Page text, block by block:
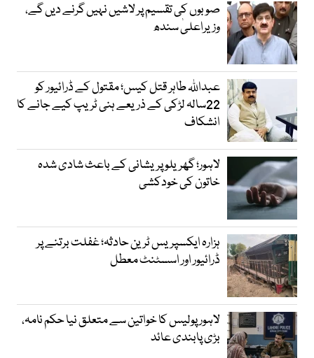
صوبوں کی تقسیم پر لاشیں نہیں گرنے دیں گے،
وزیراعلیٰ سندھ
عبداللہ طاہر قتل کیس؛ مقتول کے ڈرائیور کو
22سالہ لڑکی کے ذریعے ہنی ٹریپ کیے جانے کا
انشکاف
لاہور؛ گھریلو پریشانی کے باعث شادی شدہ
خاتون کی خودکشی
ہزارہ ایکسپریس ٹرین حادثہ؛ غفلت برتنے پر
ڈرائیور اور اسسٹنٹ معطل
لاہور پولیس کا خواتین سے متعلق نیا حکم نامہ،
بڑی پابندی عائد